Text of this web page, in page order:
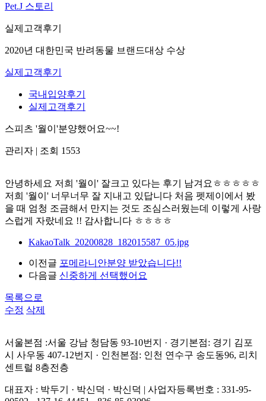
Pet.J 스토리
실제고객후기
2020년 대한민국 반려동물 브랜드대상 수상
실제고객후기
국내입양후기
실제고객후기
스피츠 '월이'분양했어요~~!
관리자 | 조회 1553
안녕하세요 저희 '월이' 잘크고 있다는 후기 남겨요ㅎㅎㅎㅎㅎ
저희 '월이' 너무너무 잘 지내고 있답니다 처음 펫제이에서 봤
을 때 엄청 조금해서 만지는 것도 조심스러웠는데 이렇게 사랑
스럽게 자랐네요 !! 감사합니다 ㅎㅎㅎㅎ
KakaoTalk_20200828_182015587_05.jpg
이전글 포메라니안분양 받았습니다!!
다음글 신중하게 선택했어요
목록으로
수정 삭제
서울본점 :서울 강남 청담동 93-10번지 · 경기본점: 경기 김포
시 사우동 407-12번지 · 인천본점: 인천 연수구 송도동96, 리치
센트럴 8층전층
대표자 : 박두기 · 박신덕 · 박신덕 | 사업자등록번호 : 331-95-